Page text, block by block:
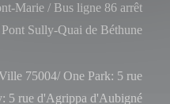
Marie / Bus ligne 86 arrêt
Pont Sully-Quai de Béthune
75004/ One Park: 5 rue
5 rue d'Agrippa d'Aubigné